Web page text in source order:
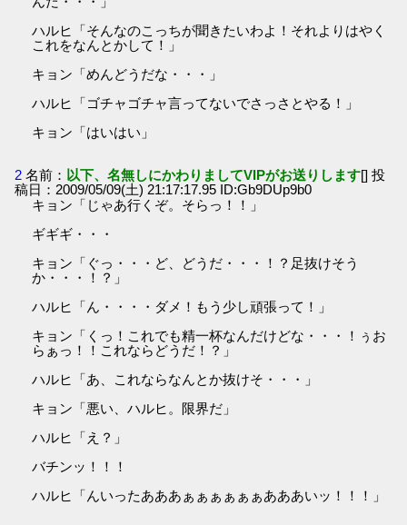
ハルヒ「そんなのこっちが聞きたいわよ！それよりはやく
これをなんとかして！」
キョン「めんどうだな・・・」
ハルヒ「ゴチャゴチャ言ってないでさっさとやる！」
キョン「はいはい」
2 名前： 以下、名無しにかわりましてVIPがお送りします[] 投
稿日：2009/05/09(土) 21:17:17.95 ID:Gb9DUp9b0
キョン「じゃあ行くぞ。そらっ！！」
ギギギ・・・
キョン「ぐっ・・・ど、どうだ・・・！？足抜けそう
か・・・！？」
ハルヒ「ん・・・・ダメ！もう少し頑張って！」
キョン「くっ！これでも精一杯なんだけどな・・・！ぅお
らぁっ！！これならどうだ！？」
ハルヒ「あ、これならなんとか抜けそ・・・」
キョン「悪い、ハルヒ。限界だ」
ハルヒ「え？」
バチンッ！！！
ハルヒ「んいったあああぁぁぁぁぁぁあああいッ！！！」